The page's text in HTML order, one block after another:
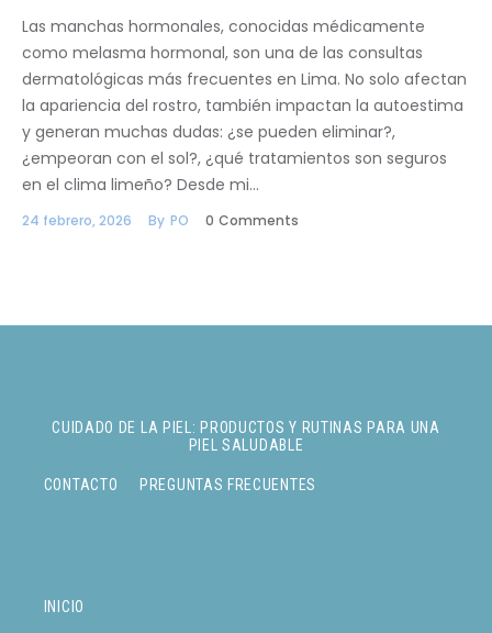
Las manchas hormonales, conocidas médicamente
como melasma hormonal, son una de las consultas
dermatológicas más frecuentes en Lima. No solo afectan
la apariencia del rostro, también impactan la autoestima
y generan muchas dudas: ¿se pueden eliminar?,
¿empeoran con el sol?, ¿qué tratamientos son seguros
en el clima limeño? Desde mi…
24 febrero, 2026 By PO 0 Comments
INICIO
CUIDADO DE LA PIEL: PRODUCTOS Y RUTINAS PARA UNA
PIEL SALUDABLE
CONTACTO PREGUNTAS FRECUENTES